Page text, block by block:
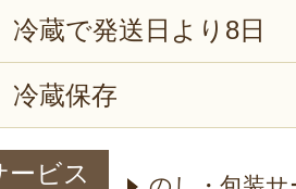
冷蔵で発送日より8日
冷蔵保存
ービス